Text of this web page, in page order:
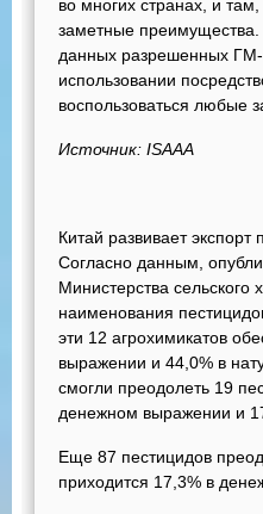
во многих странах, и
заметные преимущества.
данных разрешенных ГМ-
использовании
воспользоваться любые
Источник: ISAAA
Китай развивает экспорт
Согласно данным,
Министерства сельского
наименования
эти 12 агрохимикатов
выражении и 44,0% в
смогли преодолеть 19
денежном выражении и
Еще 87 пестицидов
приходится 17,3% в